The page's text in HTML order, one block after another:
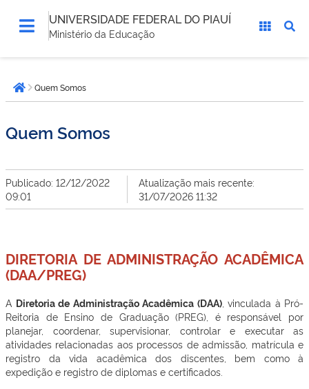
UNIVERSIDADE FEDERAL DO PIAUÍ
Ministério da Educação
está
aqui:Página inicial
Quem Somos
Quem Somos
Publicado: 12/12/2022
09:01
Atualização mais recente:
31/07/2026 11:32
DIRETORIA DE ADMINISTRAÇÃO ACADÊMICA
(DAA/PREG)
A Diretoria de Administração Acadêmica (DAA), vinculada à Pró-
Reitoria de Ensino de Graduação (PREG), é responsável por
planejar, coordenar, supervisionar, controlar e executar as
atividades relacionadas aos processos de admissão, matrícula e
registro da vida acadêmica dos discentes, bem como à
expedição e registro de diplomas e certificados.